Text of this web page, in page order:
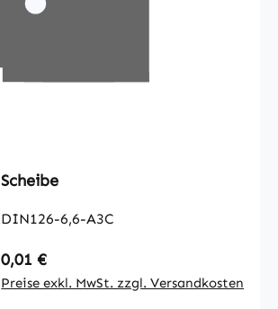
Scheibe
DIN126-6,6-A3C
Regulärer Preis:
0,01 €
Preise exkl. MwSt. zzgl. Versandkosten